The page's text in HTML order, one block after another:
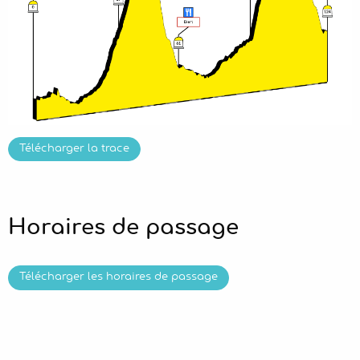
Télécharger la trace
Horaires de passage
Télécharger les horaires de passage